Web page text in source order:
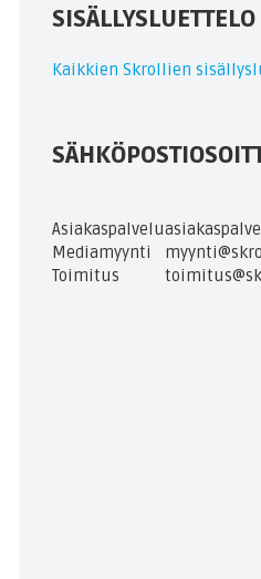
SISÄLLYSLUETTELO
Kaikkien Skrollien
Asiakaspalvelu
Mediamyynti
Toimitus